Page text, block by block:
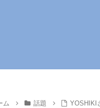
ム 話題 YOSHIKI